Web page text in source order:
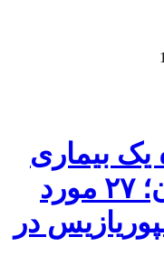
بیماری
گوارشی در میشیگان؛ ۲۷ مورد
در